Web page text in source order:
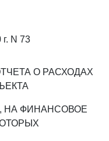
N 73
О РАСХОДАХ
НА ФИНАНСОВОЕ